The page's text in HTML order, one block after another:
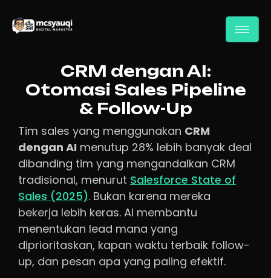
CRM dengan AI:
Otomasi Sales Pipeline
& Follow-Up
Tim sales yang menggunakan CRM
dengan AI menutup 28% lebih banyak deal
dibanding tim yang mengandalkan CRM
tradisional, menurut Salesforce State of
Sales (2025). Bukan karena mereka
bekerja lebih keras. AI membantu
menentukan lead mana yang
diprioritaskan, kapan waktu terbaik follow-
up, dan pesan apa yang paling efektif.